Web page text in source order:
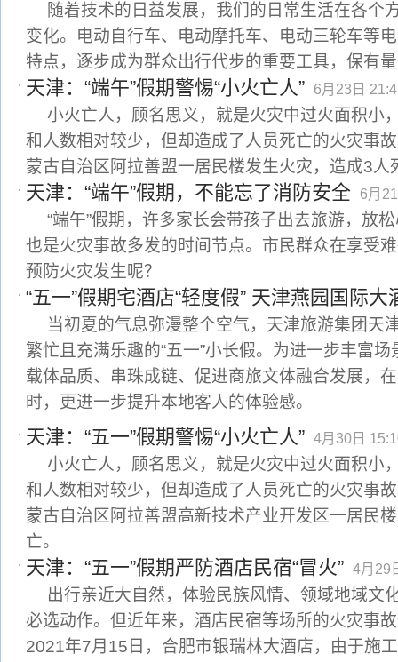
随着技术的日益发展，我们的日常生活在各个
变化。电动自行车、电动摩托车、电动三轮车等
特点，逐步成为群众出行代步的重要工具，保有
天津：“端午”假期警惕“小火亡人” 6月23日
小火亡人，顾名思义，就是火灾中过火面积小
和人数相对较少，但却造成了人员死亡的火灾事
蒙古自治区阿拉善盟一居民楼发生火灾，造成3人
天津：“端午”假期，不能忘了消防安全 6月
“端午”假期，许多家长会带孩子出去旅游，放
也是火灾事故多发的时间节点。市民群众在享受
预防火灾发生呢？
“五一”假期宅酒店“轻度假” 天津燕园国际大
当初夏的气息弥漫整个空气，天津旅游集团天
繁忙且充满乐趣的“五一”小长假。为进一步丰富
载体品质、串珠成链、促进商旅文体融合发展，
时，更进一步提升本地客人的体验感。
天津：“五一”假期警惕“小火亡人” 4月30日
小火亡人，顾名思义，就是火灾中过火面积小
和人数相对较少，但却造成了人员死亡的火灾事
蒙古自治区阿拉善盟高新技术产业开发区一居民
亡。
天津：“五一”假期严防酒店民宿“冒火” 4月29
出行亲近大自然，体验民族风情、领域地域文
必选动作。但近年来，酒店民宿等场所的火灾事
2021年7月15日，合肥市银瑞林大酒店，由于施